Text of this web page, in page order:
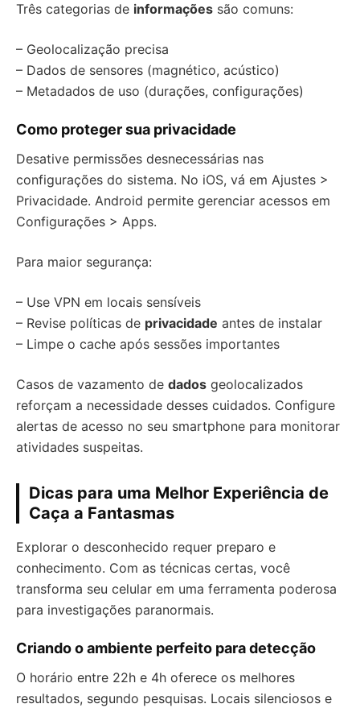
Três categorias de informações são comuns:
– Geolocalização precisa
– Dados de sensores (magnético, acústico)
– Metadados de uso (durações, configurações)
Como proteger sua privacidade
Desative permissões desnecessárias nas
configurações do sistema. No iOS, vá em Ajustes >
Privacidade. Android permite gerenciar acessos em
Configurações > Apps.
Para maior segurança:
– Use VPN em locais sensíveis
– Revise políticas de privacidade antes de instalar
– Limpe o cache após sessões importantes
Casos de vazamento de dados geolocalizados
reforçam a necessidade desses cuidados. Configure
alertas de acesso no seu smartphone para monitorar
atividades suspeitas.
Dicas para uma Melhor Experiência de
Caça a Fantasmas
Explorar o desconhecido requer preparo e
conhecimento. Com as técnicas certas, você
transforma seu celular em uma ferramenta poderosa
para investigações paranormais.
Criando o ambiente perfeito para detecção
O horário entre 22h e 4h oferece os melhores
resultados, segundo pesquisas. Locais silenciosos e